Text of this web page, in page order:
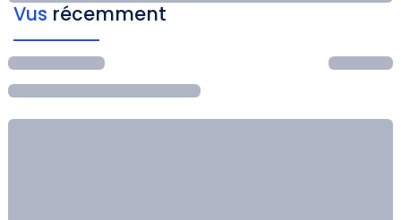
Vus récemment